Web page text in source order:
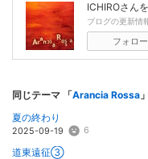
ICHIROさん
ブログの更新情
フォロー
同じテーマ 「Arancia Rossa
夏の終わり
2025-09-19 6
道東遠征③